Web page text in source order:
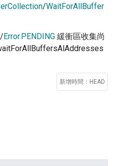
/WaitForAllBuffer
/ Error.PENDING 緩衝區收集尚
新增時間：HEAD